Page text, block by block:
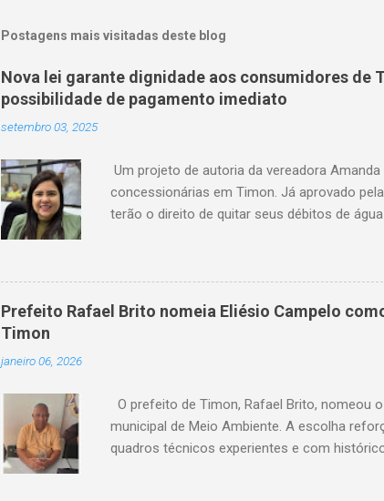
Postagens mais visitadas deste blog
Nova lei garante dignidade aos consumidores de
possibilidade de pagamento imediato
setembro 03, 2025
Um projeto de autoria da vereadora
concessionárias em Timon. Já aprovado
terão o direito de quitar seus débitos de
de atraso. A medida chega em um
financeiras e, muitas vezes, veem-se
agora aguardando a sanção do prefeito,
“Os usuários dos serviços de água e luz
Prefeito Rafael Brito nomeia Eliésio Campelo
Timon
janeiro 06, 2026
O prefeito de Timon, Rafael Brito, nomeou
municipal de Meio Ambiente. A escolha
quadros técnicos experientes e com
de sua carreira, ocupou cargos